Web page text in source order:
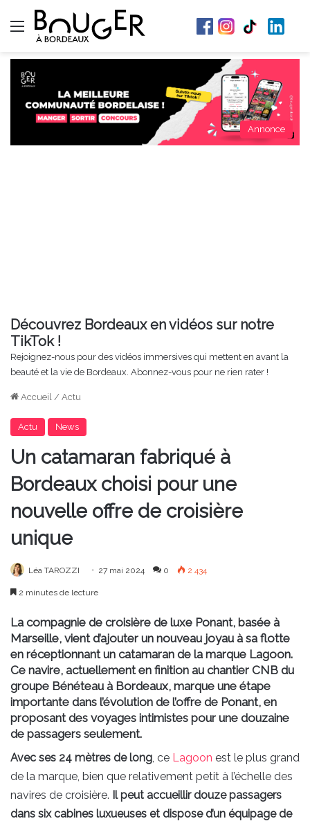
Menu
Annonce
Découvrez Bordeaux en vidéos sur notre
TikTok !
Rejoignez-nous pour des vidéos immersives qui mettent en avant la
beauté et la vie de Bordeaux. Abonnez-vous pour ne rien rater !
Accueil / Actu
Actu News
Un catamaran fabriqué à
Bordeaux choisi pour une
nouvelle offre de croisière
unique
Léa TAROZZI 27 mai 2024 0 2 434
2 minutes de lecture
La compagnie de croisière de luxe Ponant, basée à
Marseille, vient d’ajouter un nouveau joyau à sa flotte
en réceptionnant un catamaran de la marque Lagoon.
Ce navire, actuellement en finition au chantier CNB du
groupe Bénéteau à Bordeaux, marque une étape
importante dans l’évolution de l’offre de Ponant, en
proposant des voyages intimistes pour une douzaine
de passagers seulement.
Avec ses 24 mètres de long, ce Lagoon est le plus grand
de la marque, bien que relativement petit à l’échelle des
navires de croisière. Il peut accueillir douze passagers
dans six cabines luxueuses et dispose d’un équipage de